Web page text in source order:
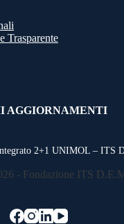
Trasparente
AGGIORNAMENTI
2+1 UNIMOL – ITS
- Fondazione ITS